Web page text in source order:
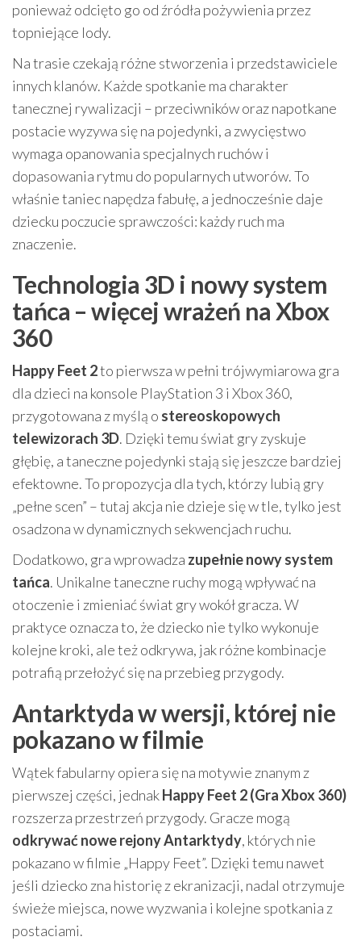
ponieważ odcięto go od źródła pożywienia przez
topniejące lody.
Na trasie czekają różne stworzenia i przedstawiciele
innych klanów. Każde spotkanie ma charakter
tanecznej rywalizacji – przeciwników oraz napotkane
postacie wyzywa się na pojedynki, a zwycięstwo
wymaga opanowania specjalnych ruchów i
dopasowania rytmu do popularnych utworów. To
właśnie taniec napędza fabułę, a jednocześnie daje
dziecku poczucie sprawczości: każdy ruch ma
znaczenie.
Technologia 3D i nowy system
tańca – więcej wrażeń na Xbox
360
Happy Feet 2to pierwsza w pełni trójwymiarowa gra
dla dzieci na konsole PlayStation 3 i Xbox 360,
przygotowana z myślą o stereoskopowych
telewizorach 3D. Dzięki temu świat gry zyskuje
głębię, a taneczne pojedynki stają się jeszcze bardziej
efektowne. To propozycja dla tych, którzy lubią gry
„pełne scen” – tutaj akcja nie dzieje się w tle, tylko jest
osadzona w dynamicznych sekwencjach ruchu.
Dodatkowo, gra wprowadza zupełnie nowy system
tańca. Unikalne taneczne ruchy mogą wpływać na
otoczenie i zmieniać świat gry wokół gracza. W
praktyce oznacza to, że dziecko nie tylko wykonuje
kolejne kroki, ale też odkrywa, jak różne kombinacje
potrafią przełożyć się na przebieg przygody.
Antarktyda w wersji, której nie
pokazano w filmie
Wątek fabularny opiera się na motywie znanym z
pierwszej części, jednakHappy Feet 2 (Gra Xbox 360)
rozszerza przestrzeń przygody. Gracze mogą
odkrywać nowe rejony Antarktydy, których nie
pokazano w filmie „Happy Feet”. Dzięki temu nawet
jeśli dziecko zna historię z ekranizacji, nadal otrzymuje
świeże miejsca, nowe wyzwania i kolejne spotkania z
postaciami.